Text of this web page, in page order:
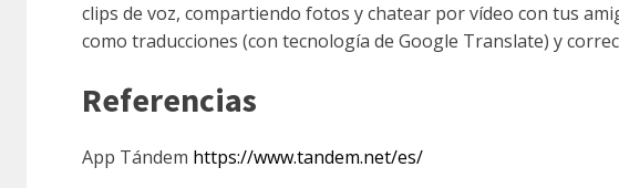
clips de voz, compartiendo fotos y chatear por vídeo con tus
como traducciones (con tecnología de Google Translate) y
Referencias
App Tándem https://www.tandem.net/es/